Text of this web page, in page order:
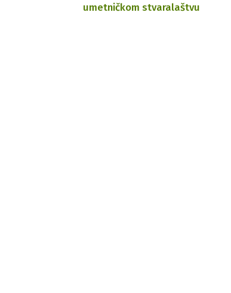
umetničkom stvaralaštvu